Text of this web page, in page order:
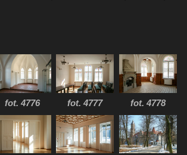
fot. 4776 fot. 4777 fot. 4778